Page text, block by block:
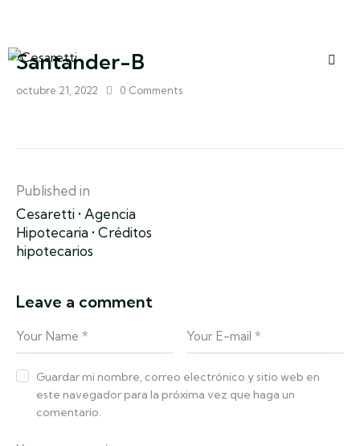
Santander-B
octubre 21, 2022 0 Comments
Published in
Cesaretti • Agencia
Hipotecaria • Créditos
hipotecarios
Leave a comment
Guardar mi nombre, correo electrónico y sitio web en
este navegador para la próxima vez que haga un
comentario.